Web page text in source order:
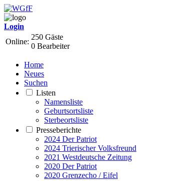
Login
Online:
250 Gäste
0 Bearbeiter
Home
Neues
Suchen
Listen
Namensliste
Geburtsortsliste
Sterbeortsliste
Presseberichte
2024 Der Patriot
2024 Trierischer Volksfreund
2021 Westdeutsche Zeitung
2020 Der Patriot
2020 Grenzecho / Eifel